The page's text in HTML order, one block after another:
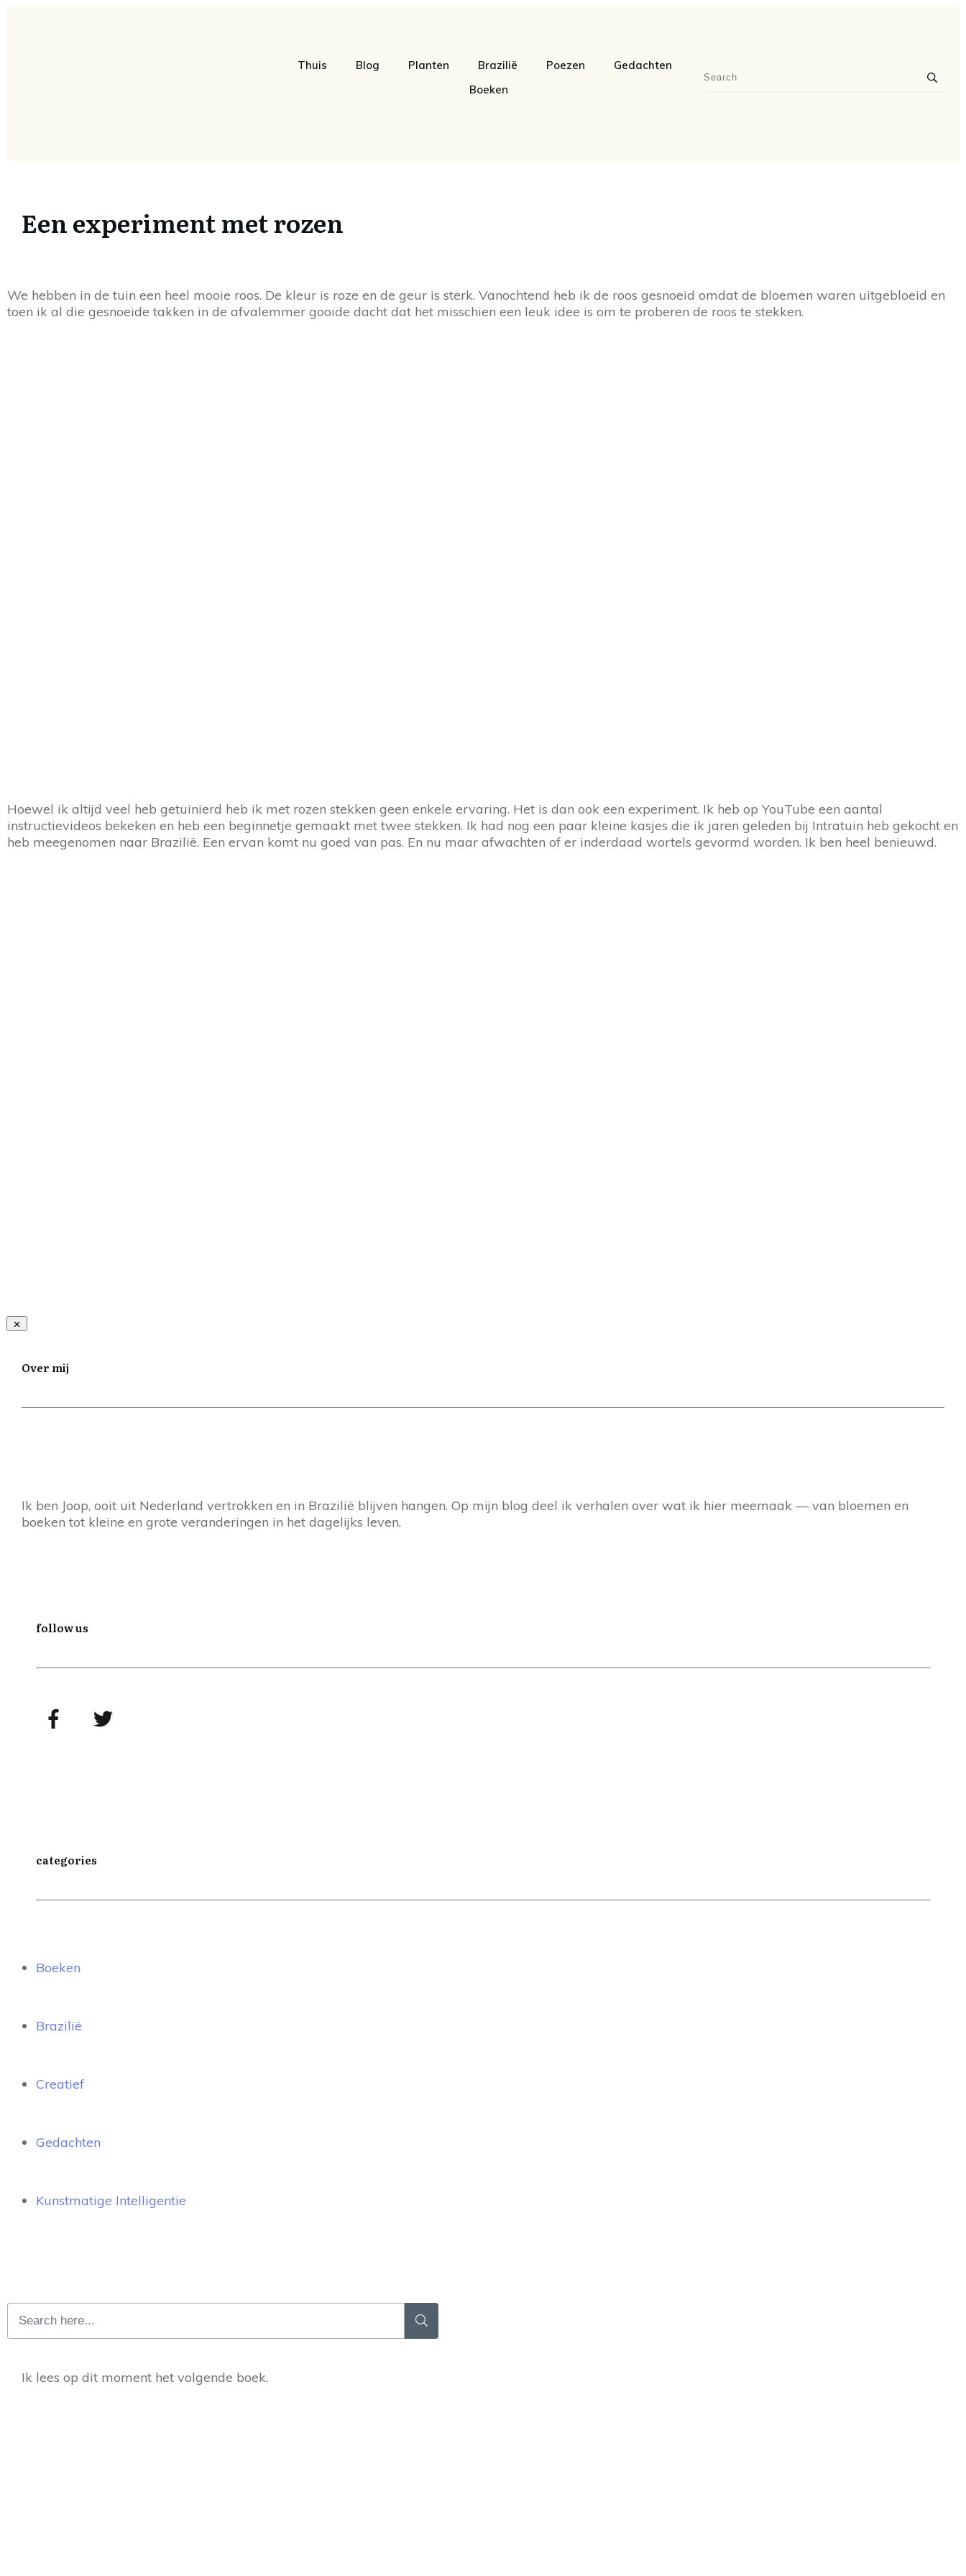
Thuis Blog Planten Brazilië Poezen
Gedachten
Boeken
Een experiment met rozen
We hebben in de tuin een heel mooie roos. De kleur is roze en de geur is sterk. Vanochtend heb ik de roos gesnoeid omdat de bloemen waren uitgebloeid en
toen ik al die gesnoeide takken in de afvalemmer gooide dacht dat het misschien een leuk idee is om te proberen de roos te stekken.
Hoewel ik altijd veel heb getuinierd heb ik met rozen stekken geen enkele ervaring. Het is dan ook een experiment. Ik heb op YouTube een aantal
instructievideos bekeken en heb een beginnetje gemaakt met twee stekken. Ik had nog een paar kleine kasjes die ik jaren geleden bij Intratuin heb gekocht en
heb meegenomen naar Brazilië. Een ervan komt nu goed van pas. En nu maar afwachten of er inderdaad wortels gevormd worden. Ik ben heel benieuwd.
Over mij
Ik ben Joop, ooit uit Nederland vertrokken en in Brazilië blijven hangen. Op mijn blog deel ik verhalen over wat ik hier meemaak — van bloemen en
boeken tot kleine en grote veranderingen in het dagelijks leven.
follow us
categories
Boeken
Brazilië
Creatief
Gedachten
Kunstmatige Intelligentie
Ik lees op dit moment het volgende boek.